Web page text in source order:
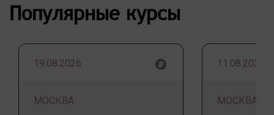
Популярные курсы
19.08.2026
МОСКВА
11.08.2026
МОСКВА